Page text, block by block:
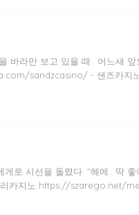
바라만 보고 있을 때.. 어느새
sandzcasino/ - 샌즈카
로 시선을 돌렸다. "헤에.. 딱
카지노 https://szarego.net/